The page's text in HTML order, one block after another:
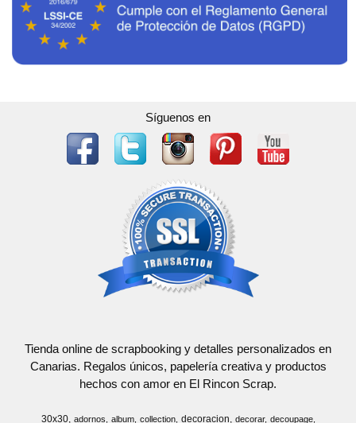
Síguenos en
Tienda online de scrapbooking y detalles personalizados en
Canarias. Regalos únicos, papelería creativa y productos
hechos con amor en El Rincon Scrap.
30x30 adornos album collection decoracion decorar
decoupage